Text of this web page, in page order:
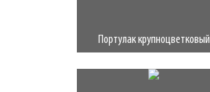
Портулак крупноцветковый